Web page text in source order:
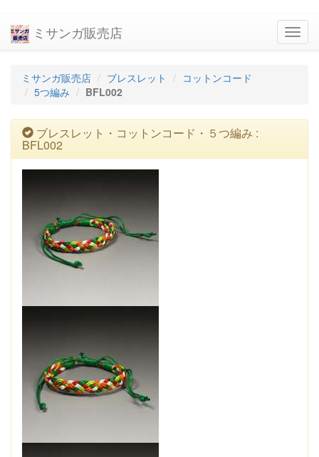
ミサンガ販売店
ミサンガ販売店 ブレスレット
コットンコード
5つ編み
BFL002
ブレスレット・コットンコード・５つ編み :
BFL002